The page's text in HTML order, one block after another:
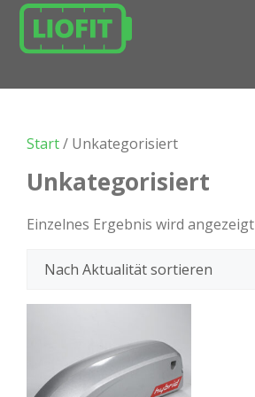
Start/ Unkategorisiert
Unkategorisiert
Einzelnes Ergebnis wird angezeigt